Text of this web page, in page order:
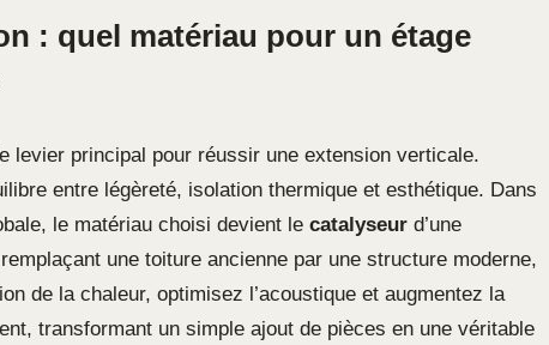
: quel matériau pour un étage
levier principal pour réussir une extension verticale.
entre légèreté, isolation thermique et esthétique. Dans
le matériau choisi devient le catalyseur d’une
une toiture ancienne par une structure moderne,
de la chaleur, optimisez l’acoustique et augmentez la
transformant un simple ajout de pièces en une véritable